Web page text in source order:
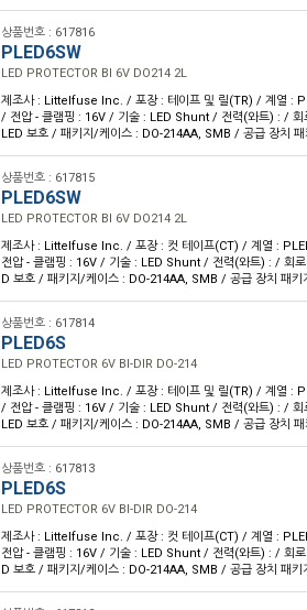
상품번호 : 617816
PLED6SW
LED PROTECTOR BI 6V DO214 2L
제조사 : Littelfuse Inc. / 포장 : 테이프 및 릴(TR) / 계열 :
/ 전압 - 클램핑 : 16V / 기술 : LED Shunt / 전력(와트) : / 회
LED 보호 / 패키지/케이스 : DO-214AA, SMB / 공급 장치
상품번호 : 617815
PLED6SW
LED PROTECTOR BI 6V DO214 2L
제조사 : Littelfuse Inc. / 포장 : 컷 테이프(CT) / 계열 :
전압 - 클램핑 : 16V / 기술 : LED Shunt / 전력(와트) : / 회
D 보호 / 패키지/케이스 : DO-214AA, SMB / 공급 장치 패키
상품번호 : 617814
PLED6S
LED PROTECTOR 6V BI-DIR DO-214
제조사 : Littelfuse Inc. / 포장 : 테이프 및 릴(TR) / 계열 :
/ 전압 - 클램핑 : 16V / 기술 : LED Shunt / 전력(와트) : / 회
LED 보호 / 패키지/케이스 : DO-214AA, SMB / 공급 장치
상품번호 : 617813
PLED6S
LED PROTECTOR 6V BI-DIR DO-214
제조사 : Littelfuse Inc. / 포장 : 컷 테이프(CT) / 계열 :
전압 - 클램핑 : 16V / 기술 : LED Shunt / 전력(와트) : / 회
D 보호 / 패키지/케이스 : DO-214AA, SMB / 공급 장치 패키